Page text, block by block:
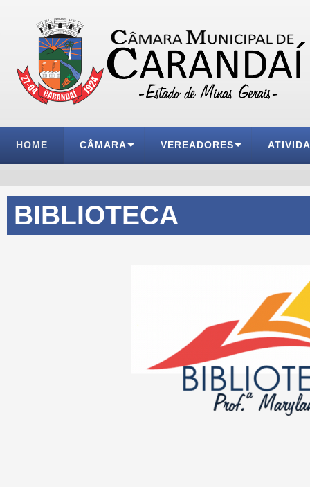
HOME CÂMARA VEREADORES
BIBLIOTECA